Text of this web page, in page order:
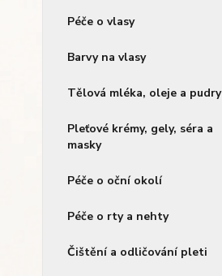
Péče o vlasy
Barvy na vlasy
Tělová mléka, oleje a pudry
Pleťové krémy, gely, séra a
masky
Péče o oční okolí
Péče o rty a nehty
Čištění a odličování pleti